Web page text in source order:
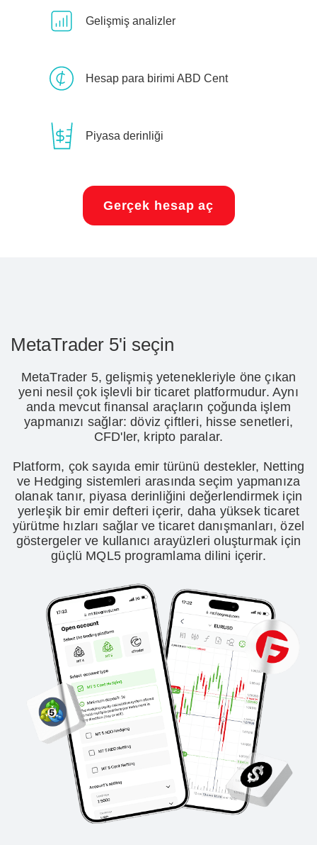
Gelişmiş analizler
Hesap para birimi ABD Cent
Piyasa derinliği
Gerçek hesap aç
MetaTrader 5'i seçin
MetaTrader 5, gelişmiş yetenekleriyle öne çıkan
yeni nesil çok işlevli bir ticaret platformudur. Aynı
anda mevcut finansal araçların çoğunda işlem
yapmanızı sağlar: döviz çiftleri, hisse senetleri,
CFD'ler, kripto paralar.
Platform, çok sayıda emir türünü destekler, Netting
ve Hedging sistemleri arasında seçim yapmanıza
olanak tanır, piyasa derinliğini değerlendirmek için
yerleşik bir emir defteri içerir, daha yüksek ticaret
yürütme hızları sağlar ve ticaret danışmanları, özel
göstergeler ve kullanıcı arayüzleri oluşturmak için
güçlü MQL5 programlama dilini içerir.